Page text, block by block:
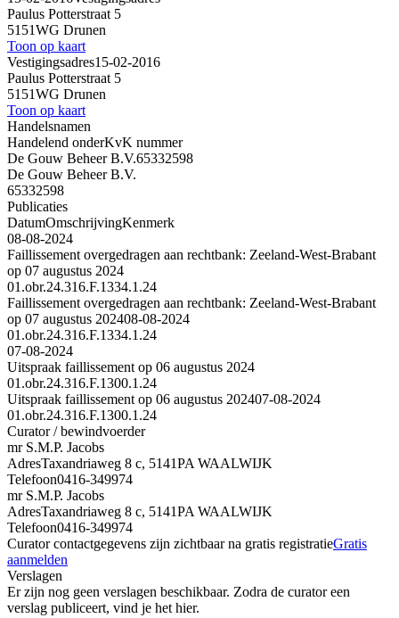
Paulus Potterstraat 5
5151WG Drunen
Toon op kaart
Vestigingsadres15-02-2016
Paulus Potterstraat 5
5151WG Drunen
Toon op kaart
Handelsnamen
Handelend onderKvK nummer
De Gouw Beheer B.V.65332598
De Gouw Beheer B.V.
65332598
Publicaties
DatumOmschrijvingKenmerk
08-08-2024
Faillissement overgedragen aan rechtbank: Zeeland-West-Brabant
op 07 augustus 2024
01.obr.24.316.F.1334.1.24
Faillissement overgedragen aan rechtbank: Zeeland-West-Brabant
op 07 augustus 202408-08-2024
01.obr.24.316.F.1334.1.24
07-08-2024
Uitspraak faillissement op 06 augustus 2024
01.obr.24.316.F.1300.1.24
Uitspraak faillissement op 06 augustus 202407-08-2024
01.obr.24.316.F.1300.1.24
Curator / bewindvoerder
mr S.M.P. Jacobs
AdresTaxandriaweg 8 c, 5141PA WAALWIJK
Telefoon0416-349974
mr S.M.P. Jacobs
AdresTaxandriaweg 8 c, 5141PA WAALWIJK
Telefoon0416-349974
Curator contactgegevens zijn zichtbaar na gratis registratieGratis
aanmelden
Verslagen
Er zijn nog geen verslagen beschikbaar. Zodra de curator een
verslag publiceert, vind je het hier.